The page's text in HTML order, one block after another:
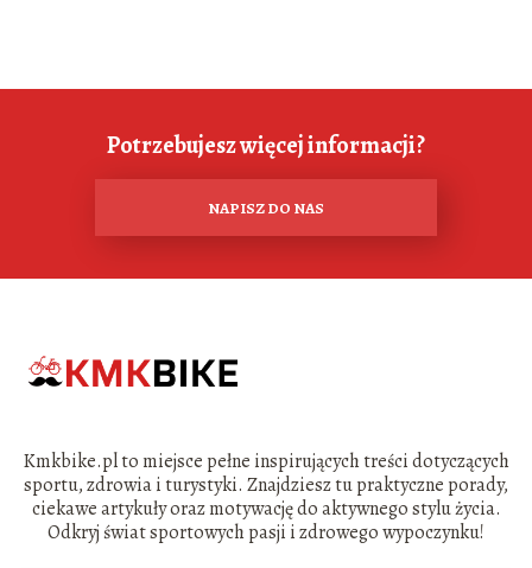
Potrzebujesz więcej informacji?
NAPISZ DO NAS
Kmkbike.pl to miejsce pełne inspirujących treści dotyczących
sportu, zdrowia i turystyki. Znajdziesz tu praktyczne porady,
ciekawe artykuły oraz motywację do aktywnego stylu życia.
Odkryj świat sportowych pasji i zdrowego wypoczynku!